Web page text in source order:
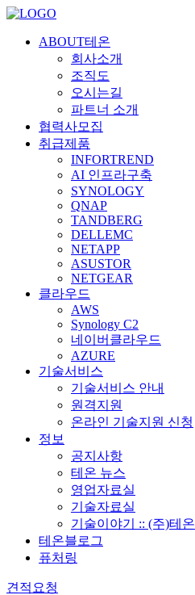
ABOUT테온
회사소개
조직도
오시는길
파트너 소개
협력사모집
취급제품
INFORTREND
AI 인프라구축
SYNOLOGY
QNAP
TANDBERG
DELLEMC
NETAPP
ASUSTOR
NETGEAR
클라우드
AWS
Synology C2
네이버클라우드
AZURE
기술서비스
기술서비스 안내
원격지원
온라인 기술지원 신청
정보
공지사항
테온 뉴스
영업자료실
기술자료실
기술이야기 :: (주)테온
테온블로그
퓨처링
견적요청